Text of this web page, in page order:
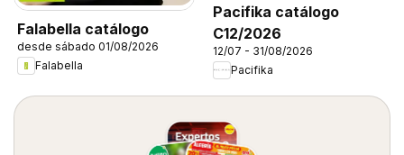
Falabella catálogo
desde sábado 01/08/2026
Falabella
Pacifika catálogo
C12/2026
12/07 - 31/08/2026
Pacifika